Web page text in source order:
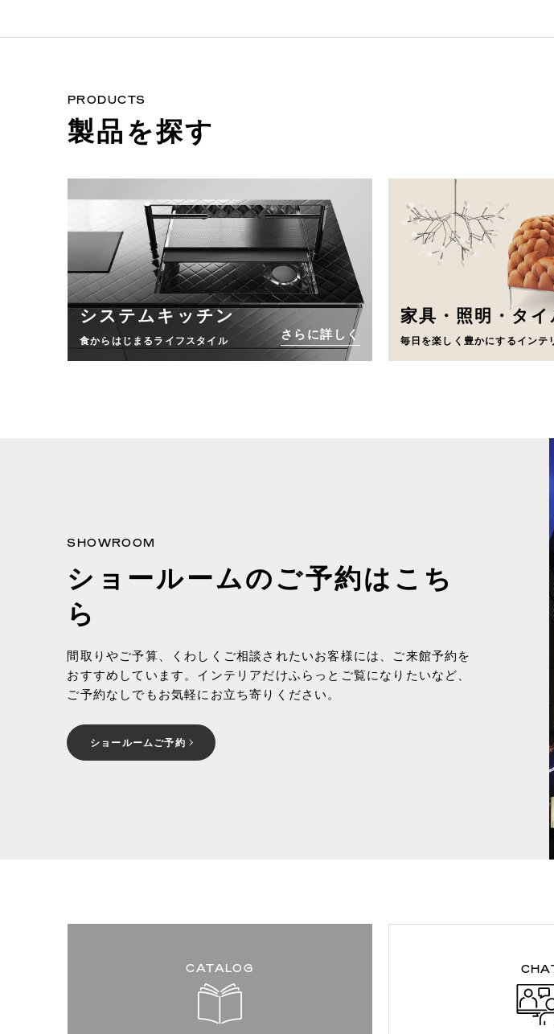
PRODUCTS
製品を探す
システムキッチン
食からはじまるライフスタイル さらに詳しく
家具・照明・タ
毎日を楽しく豊かにするインテ
SHOWROOM
ショールームのご予約はこち
ら
間取りやご予算、くわしくご相談されたいお客様には、ご来館予約を
おすすめしています。インテリアだけふらっとご覧になりたいなど、
ご予約なしでもお気軽にお立ち寄りください。
ショールームご予約
CATALOG